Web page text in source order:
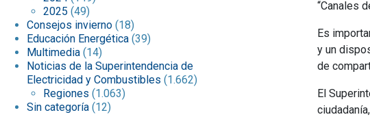
2025 (49)
Consejos invierno (18)
Educación Energética (39)
Multimedia (14)
Noticias de la Superintendencia de
Electricidad y Combustibles (1.662)
Regiones (1.063)
Sin categoría (12)
“Canales
Es
y un
de
El